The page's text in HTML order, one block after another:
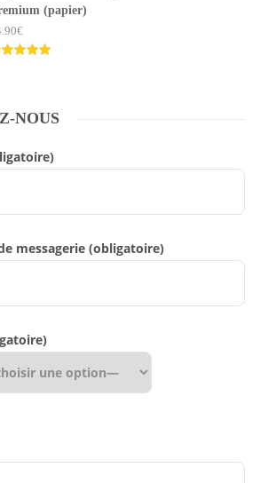
(papier)
€
NOUS
messagerie (obligatoire)